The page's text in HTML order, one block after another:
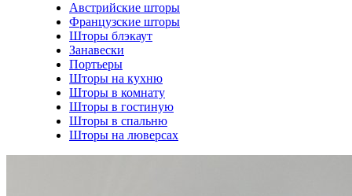
Австрийские шторы
Французские шторы
Шторы блэкаут
Занавески
Портьеры
Шторы на кухню
Шторы в комнату
Шторы в гостиную
Шторы в спальню
Шторы на люверсах